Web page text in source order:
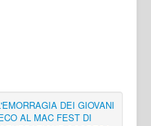
DEI GIOVANI
AL MAC FEST DI